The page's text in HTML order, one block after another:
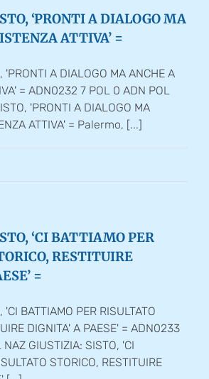
‘PRONTI A DIALOGO MA
ATTIVA’ =
'PRONTI A DIALOGO MA ANCHE A
= ADN0232 7 POL 0 ADN POL
'PRONTI A DIALOGO MA
ATTIVA' = Palermo, [...]
‘CI BATTIAMO PER
RESTITUIRE
=
BATTIAMO PER RISULTATO
DIGNITA' A PAESE' = ADN0233
GIUSTIZIA: SISTO, 'CI
STORICO, RESTITUIRE